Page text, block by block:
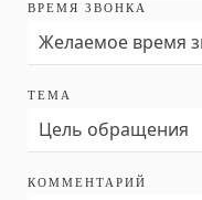
ВРЕМЯ ЗВОНКА
ТЕМА
КОММЕНТАРИЙ